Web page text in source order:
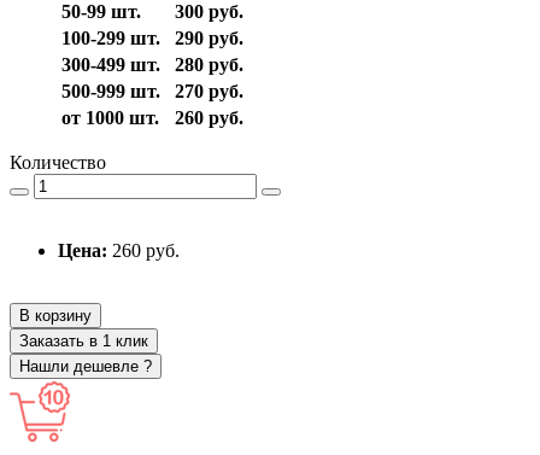
50-99 шт.
300 руб.
100-299 шт.
290 руб.
300-499 шт.
280 руб.
500-999 шт.
270 руб.
от 1000 шт.
260 руб.
Количество
Цена: 260 руб.
В корзину
Заказать в 1 клик
Нашли дешевле ?